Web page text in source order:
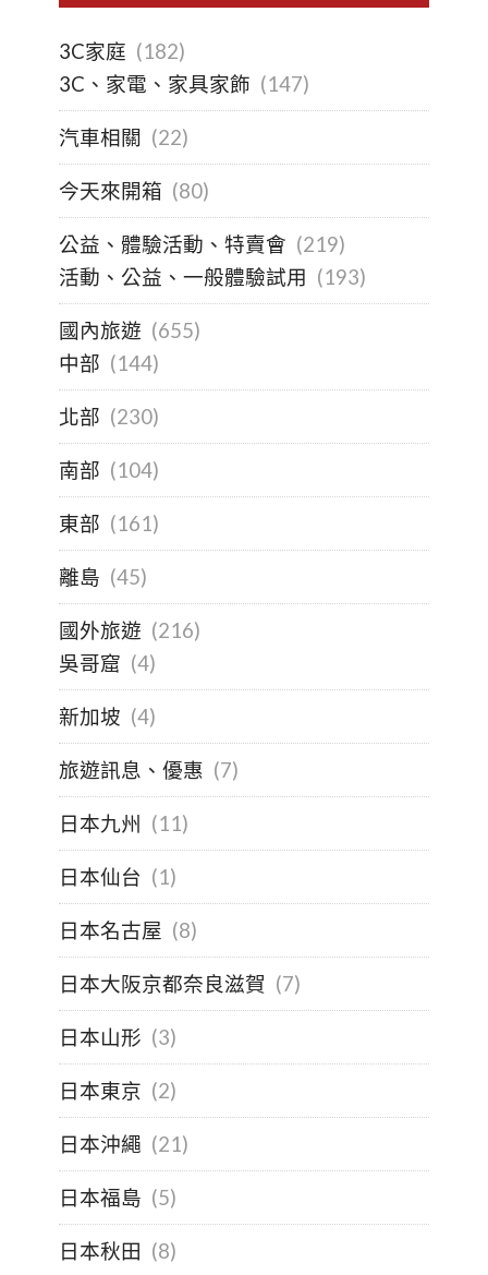
3C家庭 (182)
3C、家電、家具家飾 (147)
汽車相關 (22)
今天來開箱 (80)
公益、體驗活動、特賣會 (219)
活動、公益、一般體驗試用 (193)
國內旅遊 (655)
中部 (144)
北部 (230)
南部 (104)
東部 (161)
離島 (45)
國外旅遊 (216)
吳哥窟 (4)
新加坡 (4)
旅遊訊息、優惠 (7)
日本九州 (11)
日本仙台 (1)
日本名古屋 (8)
日本大阪京都奈良滋賀 (7)
日本山形 (3)
日本東京 (2)
日本沖繩 (21)
日本福島 (5)
日本秋田 (8)